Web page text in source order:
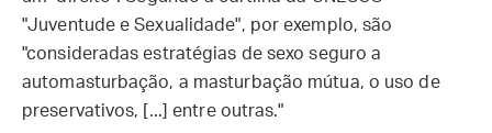
"Juventude e Sexualidade", por exemplo, são
"consideradas estratégias de sexo seguro a
automasturbação, a masturbação mútua, o uso de
preservativos, [...] entre outras."